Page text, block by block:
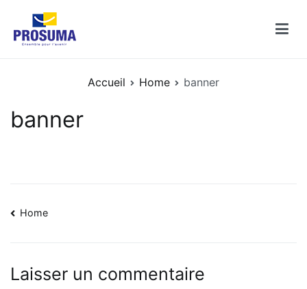
contenu
Accueil Home banner
banner
Navigation
l’article
Home
Laisser un commentaire